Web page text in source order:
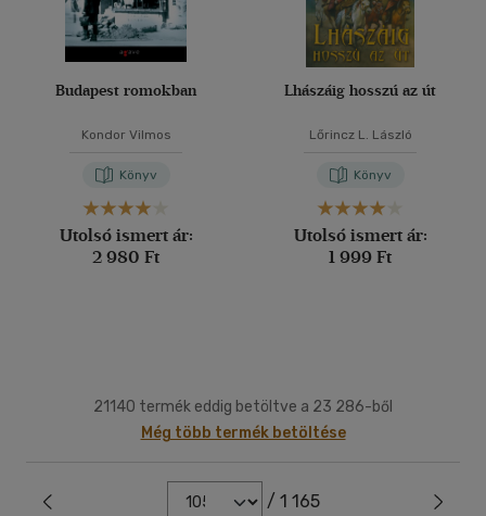
Budapest romokban
Kondor Vilmos
Könyv
Utolsó ismert ár:
2 980 Ft
Lhászáig hosszú az út
Lőrincz L. László
Könyv
Utolsó ismert ár:
1 999 Ft
21140 termék eddig betöltve a 23 286-ből
Még több termék betöltése
/ 1 165